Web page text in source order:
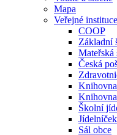
Mapa
Veřejné instituce
COOP
Základní
Mateřská
Česká
Školní
Sál obce